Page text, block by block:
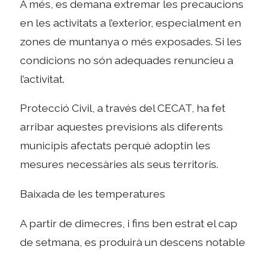
A més, es demana extremar les precaucions
en les activitats a l’exterior, especialment en
zones de muntanya o més exposades. Si les
condicions no són adequades renuncieu a
l’activitat.
Protecció Civil, a través del CECAT, ha fet
arribar aquestes previsions als diferents
municipis afectats perquè adoptin les
mesures necessàries als seus territoris.
Baixada de les temperatures
A partir de dimecres, i fins ben estrat el cap
de setmana, es produirà un descens notable